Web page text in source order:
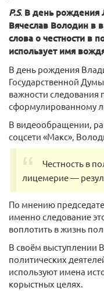
P.S. В день рождения
Вячеслав Володин в
слова о честности в
использует имя
В день рождения
Государственной
важности следования
сформулированному
В видеообращении,
соцсети «Макс»,
Честность в
лицемерие —
По мнению
именно следование
воплотить в жизнь
В своём выступлении
политических
используют имена
корыстных целях.